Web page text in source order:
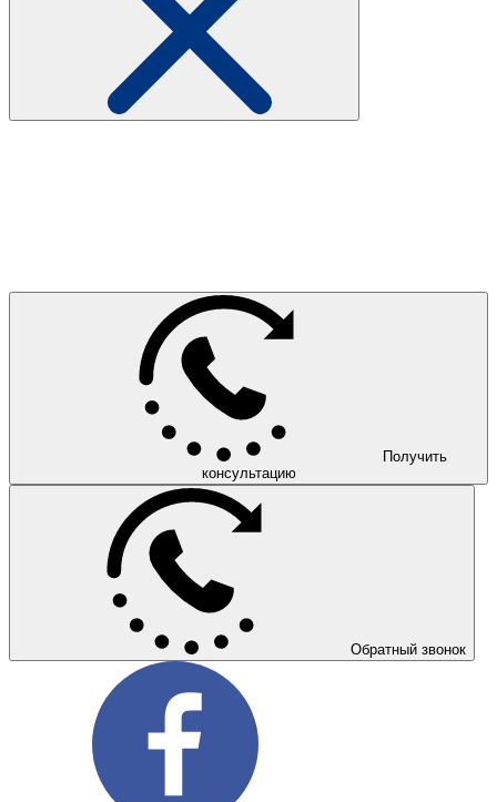
Получить
консультацию
Обратный звонок